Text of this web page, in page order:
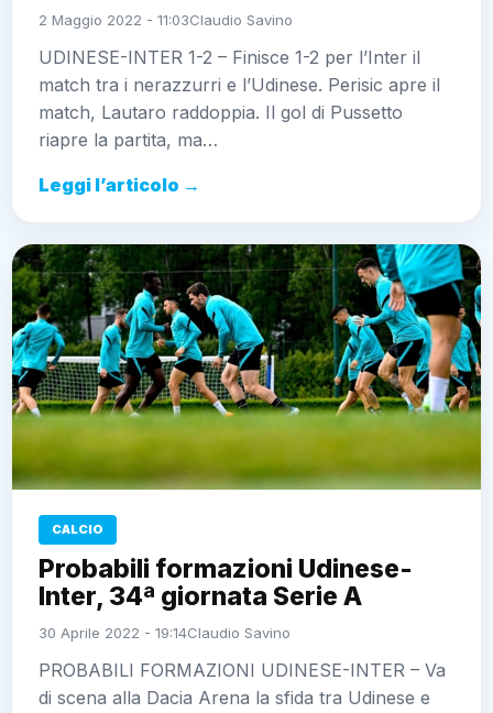
2 Maggio 2022 - 11:03Claudio Savino
UDINESE-INTER 1-2 – Finisce 1-2 per l’Inter il
match tra i nerazzurri e l’Udinese. Perisic apre il
match, Lautaro raddoppia. Il gol di Pussetto
riapre la partita, ma…
Leggi l’articolo →
CALCIO
Probabili formazioni Udinese-
Inter, 34ª giornata Serie A
30 Aprile 2022 - 19:14Claudio Savino
PROBABILI FORMAZIONI UDINESE-INTER – Va
di scena alla Dacia Arena la sfida tra Udinese e